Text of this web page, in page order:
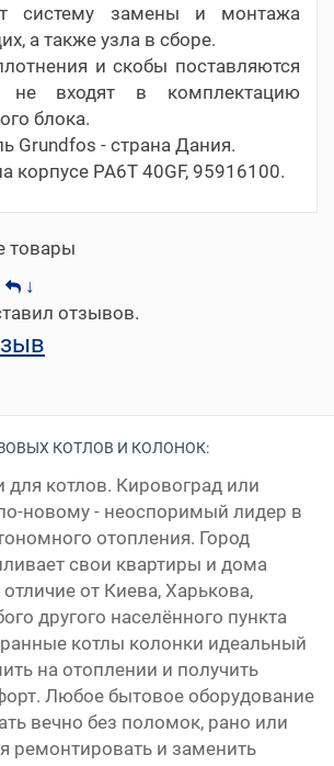
систему замены и монтажа
а также узла в сборе.
и скобы поставляются
не входят в комплектацию
блока.
Grundfos - страна Дания.
корпусе PA6T 40GF, 95916100.
товары
↓
отзывов.
КОТЛОВ И КОЛОНОК:
для котлов. Кировоград или
новому - неоспоримый лидер в
отопления. Город
свои квартиры и дома
от Киева, Харькова,
другого населённого пункта
котлы колонки идеальный
на отоплении и получить
Любое бытовое оборудование
вечно без поломок, рано или
ремонтировать и заменить